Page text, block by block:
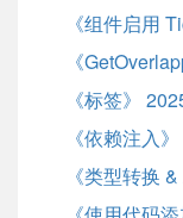
《组件启用
《
《标签》
《依赖注入
《类型转换